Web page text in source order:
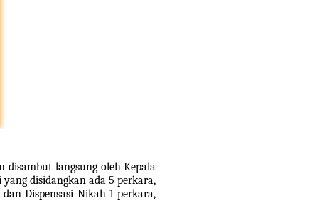
disambut langsung oleh Kepala
disidangkan ada 5 perkara,
Dispensasi Nikah 1 perkara,